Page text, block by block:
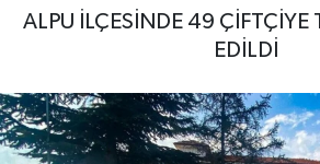
ALPU İLÇESİNDE 49 ÇİFTÇİYE
EDİLDİ